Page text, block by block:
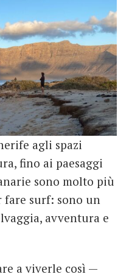
agli spazi
fino ai paesaggi
sono molto più
fare surf: sono un
avventura e
a viverle così —